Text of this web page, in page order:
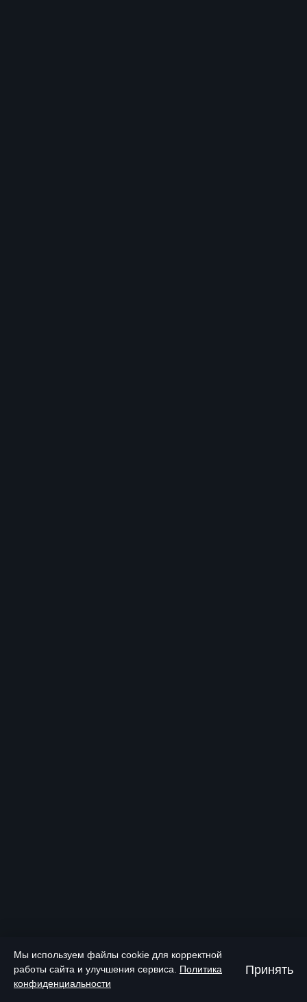
Мы используем файлы cookie для корректной
работы сайта и улучшения сервиса. Политика
конфиденциальности
Принять